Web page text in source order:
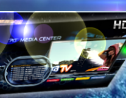
Team
oscam